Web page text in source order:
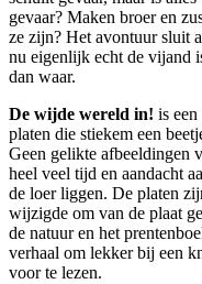
gevaar? Maken broer en
ze zijn? Het avontuur sluit
nu eigenlijk echt de vijand
dan waar.
De wijde wereld in! is
platen die stiekem een
Geen gelikte afbeeldingen
heel veel tijd en aandacht
de loer liggen. De platen
wijzigde om van de plaat
de natuur en het
verhaal om lekker bij een
voor te lezen.